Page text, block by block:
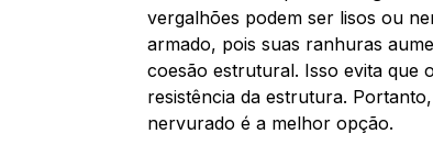
vergalhões podem ser lisos ou
armado, pois suas ranhuras
coesão estrutural. Isso evita que
resistência da estrutura.
nervurado é a melhor opção.